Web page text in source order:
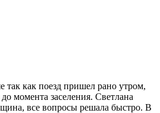
так как поезд пришел рано утром,
момента заселения. Светлана
все вопросы решала быстро. В